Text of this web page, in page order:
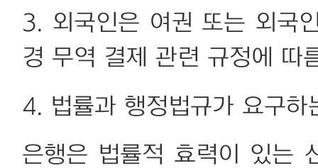
3. 외국인은 여권 또는 외국
경 무역 결제 관련 규정에 따
4. 법률과 행정법규가 요구
은행은 법률적 효력이 있는